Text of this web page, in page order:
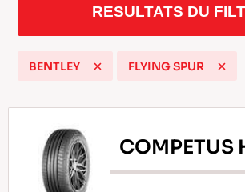
Conseils pour conduire dans la
LIRE LA SUITE
RESULTATS DU
BENTLEY FLYING SPUR
COMPETUS